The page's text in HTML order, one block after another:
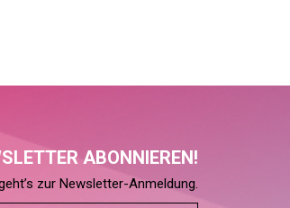
ABONNIEREN!
zur Newsletter-Anmeldung.